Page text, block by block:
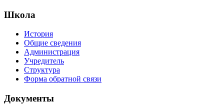
Школа
История
Общие сведения
Администрация
Учредитель
Структура
Форма обратной связи
Документы